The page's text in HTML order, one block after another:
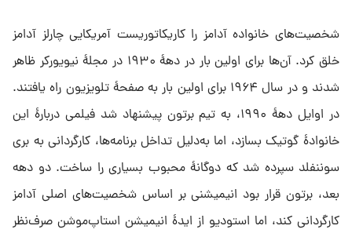
شخصیت‌های خانواده آدامز را کاریکاتوریست آمریکایی چارلز آدامز
خلق کرد. آن‌ها برای اولین بار در دههٔ ۱۹۳۰ در مجلهٔ نیویورکر ظاهر
شدند و در سال ۱۹۶۴ برای اولین بار به صفحهٔ تلویزیون راه یافتند.
در اوایل دههٔ ۱۹۹۰، به تیم برتون پیشنهاد شد فیلمی دربارهٔ این
خانوادهٔ گوتیک بسازد، اما به‌دلیل تداخل برنامه‌ها، کارگردانی به بری
سوننفلد سپرده شد که دوگانهٔ محبوب بسیاری را ساخت. دو دهه
بعد، برتون قرار بود انیمیشنی بر اساس شخصیت‌های اصلی آدامز
کارگردانی کند، اما استودیو از ایدهٔ انیمیشن استاپ‌موشن صرف‌نظر